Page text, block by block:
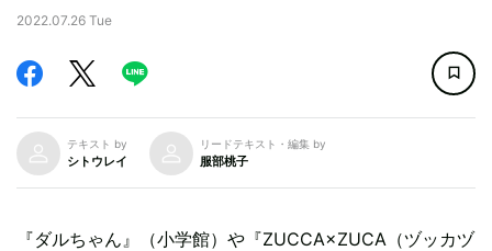
2022.07.26 Tue
テキスト by
シトウレイ
リードテキスト・編集 by
服部桃子
『ダルちゃん』（小学館）や『ZUCCA×ZUCA（ヅッカヅ